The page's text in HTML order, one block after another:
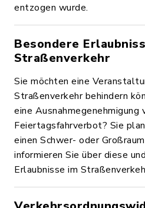
entzogen wurde.
Besondere
Straßenverkehr
Sie möchten eine
Straßenverkehr behindern
eine Ausnahmegenehmigung
Feiertagsfahrverbot? Sie
einen Schwer- oder
informieren Sie über diese
Erlaubnisse im